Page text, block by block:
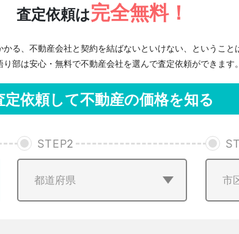
査定依頼は完全無料！
る、不動産会社と契約を結ばないといけない、ということ
り部は安心・無料で不動産会社を選んで査定依頼ができます
定依頼して不動産の価格を知る
STEP2